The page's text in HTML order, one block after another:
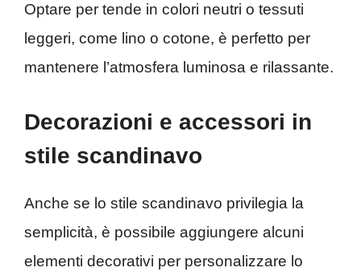
Optare per tende in colori neutri o tessuti
leggeri, come lino o cotone, è perfetto per
mantenere l’atmosfera luminosa e rilassante.
Decorazioni e accessori in
stile scandinavo
Anche se lo stile scandinavo privilegia la
semplicità, è possibile aggiungere alcuni
elementi decorativi per personalizzare lo